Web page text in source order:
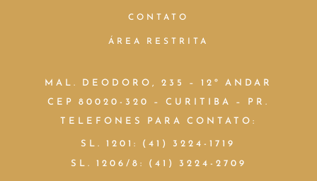
CONTATO
ÁREA RESTRITA
MAL. DEODORO, 235 – 12º ANDAR
CEP 80020-320 – CURITIBA – PR.
TELEFONES PARA CONTATO:
SL. 1201: (41) 3224-1719
SL. 1206/8: (41) 3224-2709